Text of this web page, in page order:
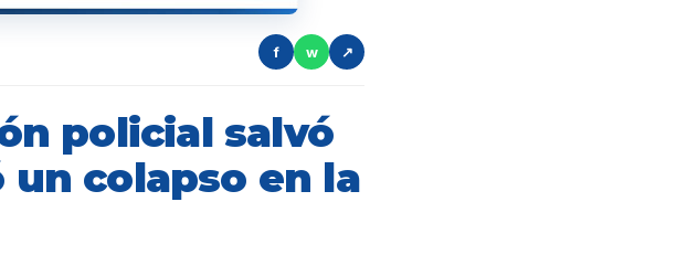
f w ↗
policial salvó
colapso en la